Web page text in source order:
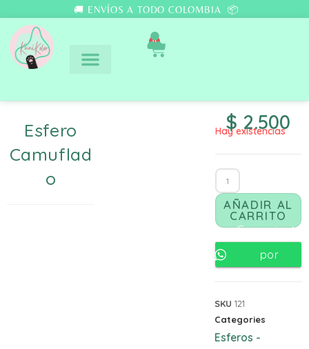
🚚 ENVÍOS A TODO COLOMBIA 📦
0
Esfero
Camuflad
O
$ 2.500
Hay existencias
AÑADIR AL
CARRITO
Comunicate
por
SKU 121
Categories
Esferos -